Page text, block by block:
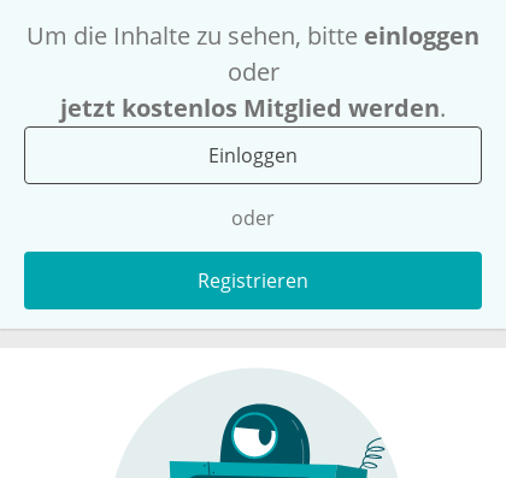
Um die Inhalte zu sehen, bitte einloggen
oder
jetzt kostenlos Mitglied werden.
Einloggen
oder
Registrieren